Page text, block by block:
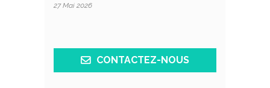
27 Mai 2026
CONTACTEZ-NOUS